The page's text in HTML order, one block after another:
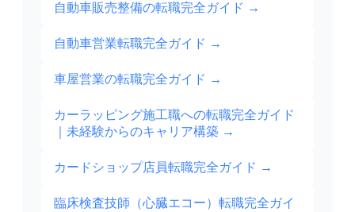
自動車販売整備の転職完全ガイド →
自動車営業転職完全ガイド →
車屋営業の転職完全ガイド →
カーラッピング施工職への転職完全ガイド
｜未経験からのキャリア構築 →
カードショップ店員転職完全ガイド →
臨床検査技師（心臓エコー）転職完全ガイ